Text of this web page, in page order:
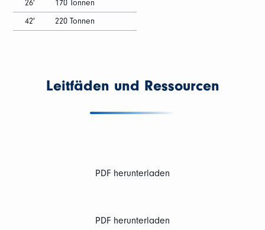
26′
170 Tonnen
42′
220 Tonnen
Leitfäden und Ressourcen
PDF herunterladen
PDF herunterladen